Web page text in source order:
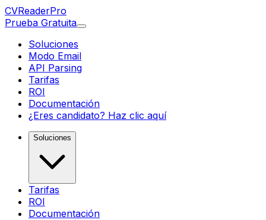
CVReaderPro
Prueba Gratuita
Soluciones
Modo Email
API Parsing
Tarifas
ROI
Documentación
¿Eres candidato? Haz clic aquí
Soluciones
Tarifas
ROI
Documentación